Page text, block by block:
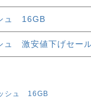
ュ 16GB
ュ 激安値下げセー
シュ 16GB